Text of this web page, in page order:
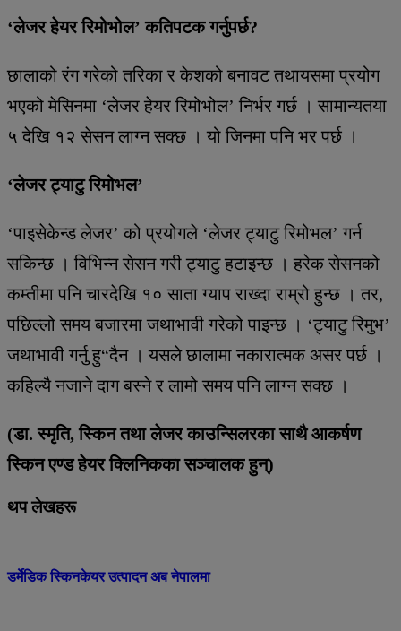
‘लेजर हेयर रिमोभोल’ कतिपटक गर्नुपर्छ?
छालाको रंग गरेको तरिका र केशको बनावट तथायसमा प्रयोग
भएको मेसिनमा ‘लेजर हेयर रिमोभोल’ निर्भर गर्छ । सामान्यतया
५ देखि १२ सेसन लाग्न सक्छ । यो जिनमा पनि भर पर्छ ।
‘लेजर ट्याटु रिमोभल’
‘पाइसेकेन्ड लेजर’ को प्रयोगले ‘लेजर ट्याटु रिमोभल’ गर्न
सकिन्छ । विभिन्न सेसन गरी ट्याटु हटाइन्छ । हरेक सेसनको
कम्तीमा पनि चारदेखि १० साता ग्याप राख्दा राम्रो हुन्छ । तर,
पछिल्लो समय बजारमा जथाभावी गरेको पाइन्छ । ‘ट्याटु रिमुभ’
जथाभावी गर्नु हु“दैन । यसले छालामा नकारात्मक असर पर्छ ।
कहिल्यै नजाने दाग बस्ने र लामो समय पनि लाग्न सक्छ ।
(डा. स्मृति, स्किन तथा लेजर काउन्सिलरका साथै आकर्षण
स्किन एण्ड हेयर क्लिनिकका सञ्चालक हुन्)
थप लेखहरू
डर्मेडिक स्किनकेयर उत्पादन अब नेपालमा